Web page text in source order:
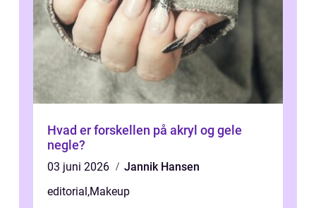
Hvad er forskellen på akryl og gele
negle?
03 juni 2026
Jannik Hansen
editorial,Makeup